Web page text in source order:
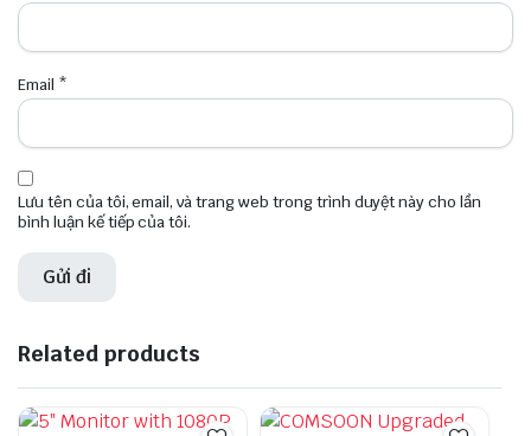
Email *
Lưu tên của tôi, email, và trang web trong trình duyệt này cho lần
bình luận kế tiếp của tôi.
Related products